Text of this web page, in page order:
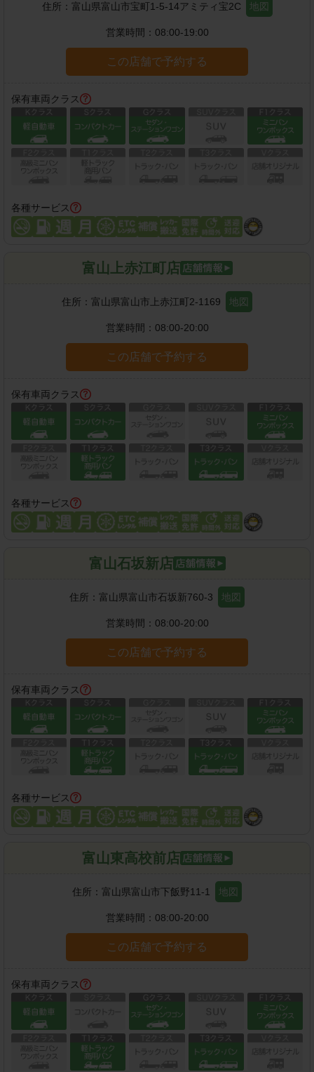
住所： 富山県富山市宝町1-5-14アミティ宝2C 地図
営業時間： 08:00-19:00
この店舗で予約する
保有車両クラス
各種サービス
富山上赤江町店
住所： 富山県富山市上赤江町2-1169 地図
営業時間： 08:00-20:00
この店舗で予約する
保有車両クラス
各種サービス
富山石坂新店
住所： 富山県富山市石坂新760-3 地図
営業時間： 08:00-20:00
この店舗で予約する
保有車両クラス
各種サービス
富山東高校前店
住所： 富山県富山市下飯野11-1 地図
営業時間： 08:00-20:00
この店舗で予約する
保有車両クラス